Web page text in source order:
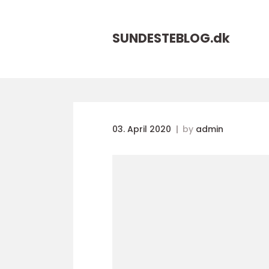
SUNDESTEBLOG.dk
03. April 2020 by admin